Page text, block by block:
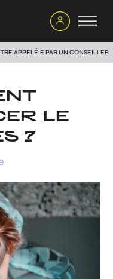
APPELÉ.E PAR UN CONSEILLER
LE
?